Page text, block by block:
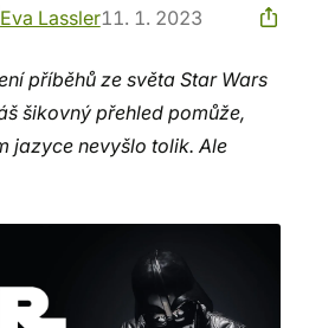
Eva Lassler11. 1. 2023
příběhů ze světa Star Wars
šikovný přehled pomůže,
jazyce nevyšlo tolik. Ale